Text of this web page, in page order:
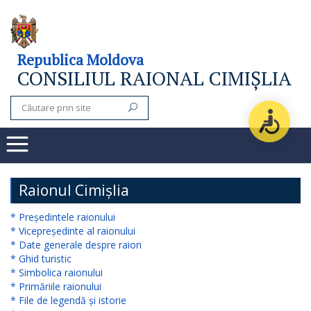
Consiliul
raional
Noutăți
Subdiviziuni
Secretarul
consiliului
raional
Aparatul
Republica Moldova
CONSILIUL RAIONAL CIMIȘLIA
Raionul Cimișlia
* Președintele raionului
* Vicepreședinte al raionului
* Date generale despre raion
* Ghid turistic
* Simbolica raionului
* Primăriile raionului
* File de legendă și istorie